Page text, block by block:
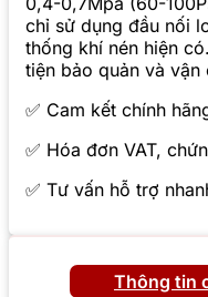
chỉ sử dụng đầu nối
thống khí nén hiện
tiện bảo quản và vận
✅ Cam kết chính
✅ Hóa đơn VAT,
✅ Tư vấn hỗ trợ
Thông tin